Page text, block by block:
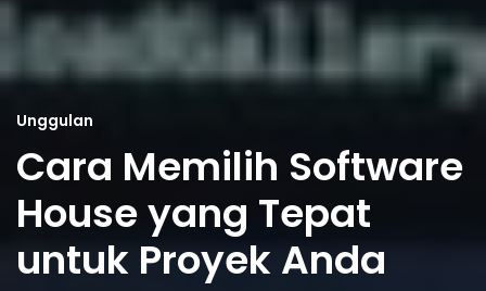
Unggulan
Cara Memilih Software
House yang Tepat
untuk Proyek Anda